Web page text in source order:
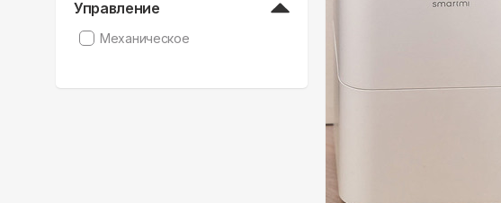
Управление
Механическое